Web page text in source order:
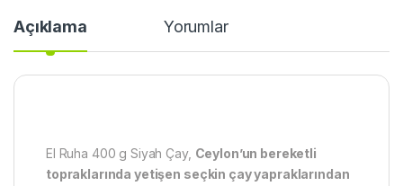
Açıklama Yorumlar
El Ruha 400 g Siyah Çay, Ceylon’un bereketli
topraklarında yetişen seçkin çay yapraklarından